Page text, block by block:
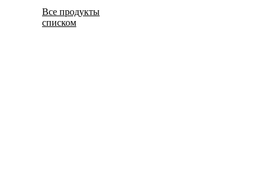
Все продукты
списком